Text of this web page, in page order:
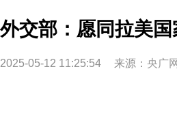
外交部：愿同拉美
2025-05-12 11:25:54 来源： 央广网